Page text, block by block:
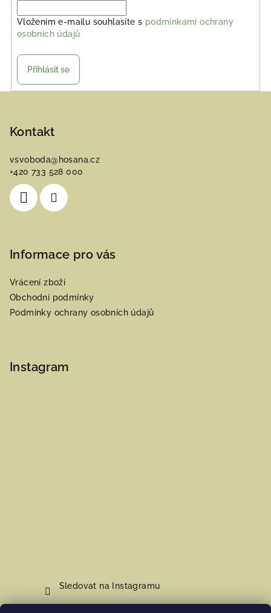
Vložením e-mailu souhlasíte s podmínkami ochrany
osobních údajů
Přihlásit se
Kontakt
vsvoboda@ hosana.cz
+420 733 528 000
Informace pro vás
Vrácení zboží
Obchodní podmínky
Podmínky ochrany osobních údajů
Instagram
Sledovat na Instagramu